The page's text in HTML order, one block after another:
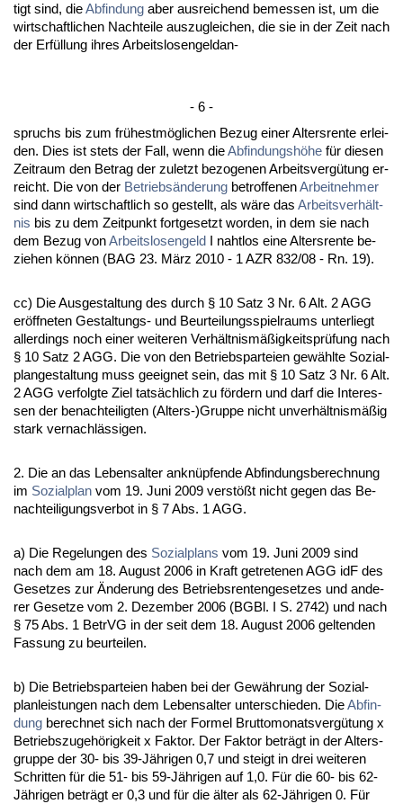
tigt sind, dieAb­fin­dung aber aus­rei­chend be­mes­sen ist, um die
wirt­schaft­li­chen Nach­tei­le aus­zu­glei­chen, die sie in der Zeit nach
der Erfüllung ih­res Ar­beits­lo­sen­geld­an-
- 6 -
spruchs bis zum frühestmögli­chen Be­zug ei­ner Al­ters­ren­te er­lei­
den. Dies ist stets der Fall, wenn dieAb­fin­dungshöhe für die­sen
Zeit­raum den Be­trag der zu­letzt be­zo­ge­nen Ar­beits­vergütung er­
reicht. Die von der Be­triebsände­rung be­trof­fe­nenAr­beit­neh­mer
sind dann wirt­schaft­lich so ge­stellt, als wäre das Ar­beits­verhält­
nis bis zu dem Zeit­punkt fort­ge­setzt wor­den, in dem sie nach
dem Be­zug vonAr­beits­lo­sen­geld I naht­los ei­ne Al­ters­ren­te be­
zie­hen können (BAG 23. März 2010 - 1 AZR 832/08 - Rn. 19).
cc) Die Aus­ge­stal­tung des durch § 10 Satz 3 Nr. 6 Alt. 2 AGG
eröff­ne­ten Ge­stal­tungs- und Be­ur­tei­lungs­spiel­raums un­ter­liegt
al­ler­dings noch ei­ner wei­te­ren Verhält­nismäßig­keitsprüfung nach
§ 10 Satz 2 AGG. Die von den Be­triebs­par­tei­en gewähl­te So­zi­al­
plan­ge­stal­tung muss ge­eig­net sein, das mit § 10 Satz 3 Nr. 6 Alt.
2 AGG ver­folg­te Ziel tatsächlich zu fördern und darf die In­ter­es­
sen der be­nach­tei­lig­ten (Al­ters-)Grup­pe nicht un­verhält­nismäßig
stark ver­nachlässi­gen.
2. Die an das Le­bens­al­ter an­knüpfen­de Ab­fin­dungs­be­rech­nung
im So­zi­al­plan vom 19. Ju­ni 2009 verstößt nicht ge­gen das Be­
nach­tei­li­gungs­ver­bot in § 7 Abs. 1 AGG.
a) Die Re­ge­lun­gen des So­zi­al­plans vom 19. Ju­ni 2009 sind
nach dem am 18. Au­gust 2006 in Kraft ge­tre­te­nen AGG idF des
Ge­set­zes zur Ände­rung des Be­triebs­ren­ten­ge­set­zes und an­de­
rer Ge­set­ze vom 2. De­zem­ber 2006 (BGBl. I S. 2742) und nach
§ 75 Abs. 1 Be­trVG in der seit dem 18. Au­gust 2006 gel­ten­den
Fas­sung zu be­ur­tei­len.
b) Die Be­triebs­par­tei­en ha­ben bei der Gewährung der So­zi­al­
plan­leis­tun­gen nach dem Le­bens­al­ter un­ter­schie­den. DieAb­fin­
dung be­rech­net sich nach der For­mel Brut­to­mo­nats­vergütung x
Be­triebs­zu­gehörig­keit x Fak­tor. Der Fak­tor beträgt in der Al­ters­
grup­pe der 30- bis 39-Jähri­gen 0,7 und steigt in drei wei­te­ren
Schrit­ten für die 51- bis 59-Jähri­gen auf 1,0. Für die 60- bis 62-
Jähri­gen beträgt er 0,3 und für die älter als 62-Jähri­gen 0. Für